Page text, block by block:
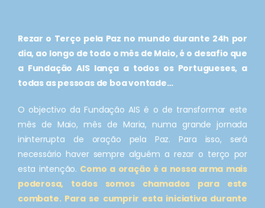
Rezar o Terço pela Paz no mundo durante 24h por
dia, ao longo de todo o mês de Maio, é o desafio que
a Fundação AIS lança a todos os Portugueses, a
todas as pessoas de boa vontade…
O objectivo da Fundação AIS é o de transformar este
mês de Maio, mês de Maria, numa grande jornada
ininterrupta de oração pela Paz. Para isso, será
necessário haver sempre alguém a rezar o terço por
esta intenção. Como a oração é a nossa arma mais
poderosa, todos somos chamados para este
combate. Para se cumprir esta iniciativa durante